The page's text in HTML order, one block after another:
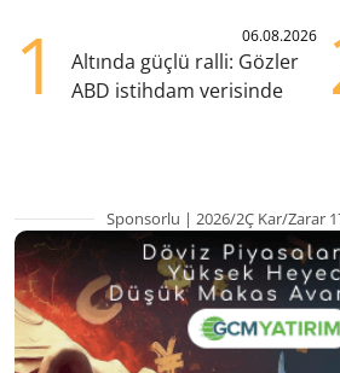
1 06.08.2026
Altında güçlü ralli: Gözler
ABD istihdam verisinde
Sponsorlu | 2026/2Ç Kar/Zarar